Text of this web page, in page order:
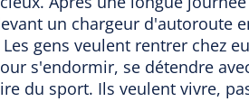
un chargeur d'autoroute
gens veulent rentrer chez
s'endormir, se détendre
du sport. Ils veulent vivre,